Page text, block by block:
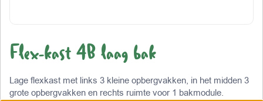
Flex-kast 4B laag bak
Lage flexkast met links 3 kleine opbergvakken, in het midden 3
grote opbergvakken en rechts ruimte voor 1 bakmodule.